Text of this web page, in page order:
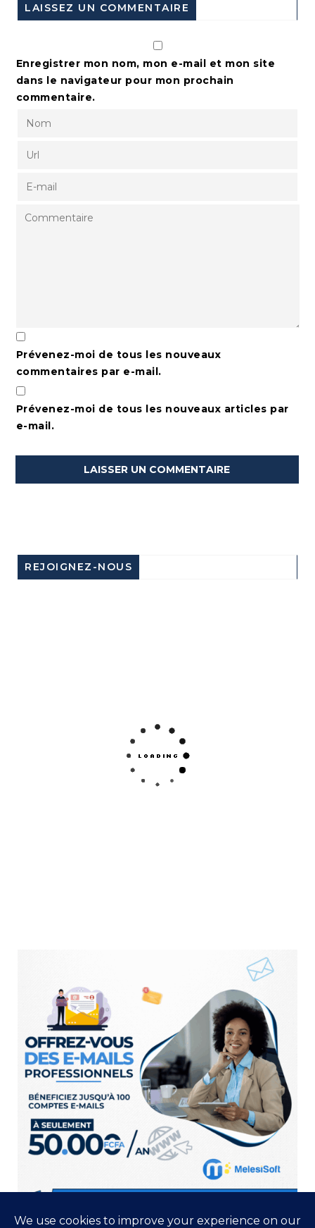
LAISSEZ UN COMMENTAIRE
Enregistrer mon nom, mon e-mail et mon site
dans le navigateur pour mon prochain
commentaire.
Prévenez-moi de tous les nouveaux
commentaires par e-mail.
Prévenez-moi de tous les nouveaux articles par
e-mail.
REJOIGNEZ-NOUS